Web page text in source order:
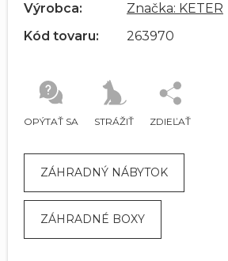
OPÝTAŤ SA STRÁŽIŤ ZDIEĽAŤ
Výrobca:
Značka: KETER
Kód tovaru:
263970
ZÁHRADNÝ NÁBYTOK
ZÁHRADNÉ BOXY